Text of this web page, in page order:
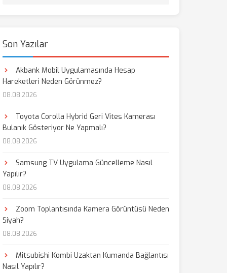
Son Yazılar
Akbank Mobil Uygulamasında Hesap
Hareketleri Neden Görünmez?
08.08.2026
Toyota Corolla Hybrid Geri Vites Kamerası
Bulanık Gösteriyor Ne Yapmalı?
08.08.2026
Samsung TV Uygulama Güncelleme Nasıl
Yapılır?
08.08.2026
Zoom Toplantısında Kamera Görüntüsü Neden
Siyah?
08.08.2026
Mitsubishi Kombi Uzaktan Kumanda Bağlantısı
Nasıl Yapılır?